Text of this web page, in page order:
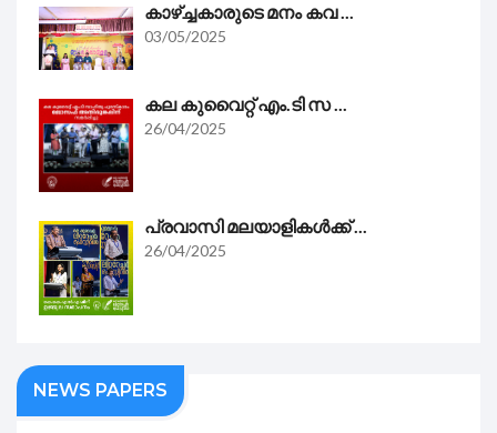
കാഴ്ച്ചകാരുടെ മനം കവ ...
03/05/2025
കല കുവൈറ്റ്‌ എം.ടി സ ...
26/04/2025
പ്രവാസി മലയാളികൾക്ക് ...
26/04/2025
NEWS PAPERS